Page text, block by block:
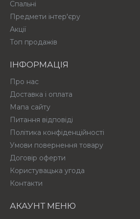
Спальні
Предмети інтер'єру
Акції
Топ продажів
ІНФОРМАЦІЯ
Про нас
Доставка і оплата
Мапа сайту
Питання відповіді
Політика конфіденційності
Умови повернення товару
Договір оферти
Користувацька угода
Контакти
АКАУНТ МЕНЮ